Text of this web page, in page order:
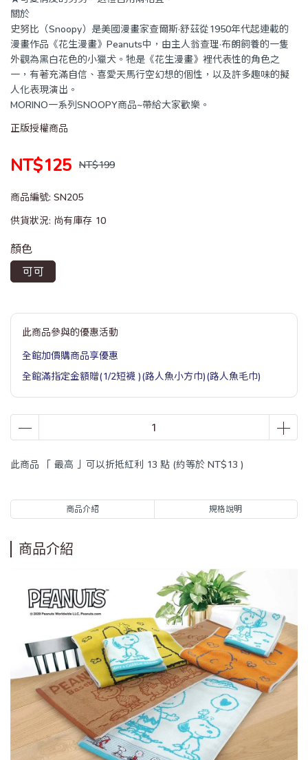
關於
史努比（Snoopy）是美國漫畫家查爾斯·舒茲從1950年代起連載的
漫畫作品《花生漫畫》Peanuts中，由主人翁查理·布朗飼養的一隻
外觀為黑白花色的小獵犬。牠是《花生漫畫》裡代表性的角色之
一，有著充滿自信、喜愛天馬行空幻想的個性，以及許多趣味的擬
人化表現演出。
MORINO一系列SNOOPY商品~帶給大家歡樂。
正版授權商品
NT$125 NT$199
商品編號: SN205
供貨狀況: 尚有庫存 10
顏色
可可
此商品參與的優惠活動
全館加價購商品享優惠
全館滿指定金額贈(1/2短襪 )(路人魚小方巾)(路人魚毛巾)
此商品 「 最高 」可以折抵紅利 13 點 (約等於 NT$13 )
商品介紹 規格說明
商品介紹